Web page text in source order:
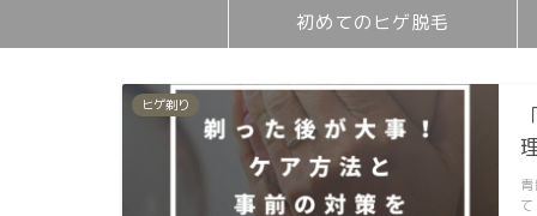
初めてのヒゲ脱毛
ヒゲ剃り